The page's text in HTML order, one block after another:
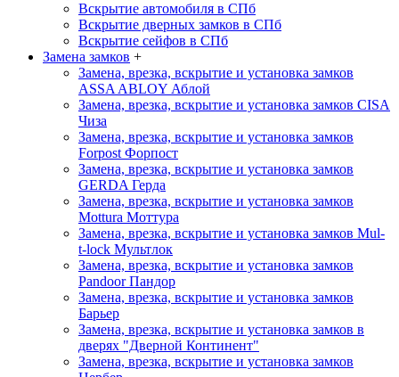
Вскрытие автомобиля в СПб
Вскрытие дверных замков в СПб
Вскрытие сейфов в СПб
Замена замков +
Замена, врезка, вскрытие и установка замков
ASSA ABLOY Аблой
Замена, врезка, вскрытие и установка замков CISA
Чиза
Замена, врезка, вскрытие и установка замков
Forpost Форпост
Замена, врезка, вскрытие и установка замков
GERDA Герда
Замена, врезка, вскрытие и установка замков
Mottura Моттура
Замена, врезка, вскрытие и установка замков Mul-
t-lock Мультлок
Замена, врезка, вскрытие и установка замков
PandoorПандор
Замена, врезка, вскрытие и установка замков
Барьер
Замена, врезка, вскрытие и установка замков в
дверях "Дверной Континент"
Замена, врезка, вскрытие и установка замков